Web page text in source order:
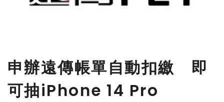
申辦遠傳帳單自動扣繳 即
可抽iPhone 14 Pro